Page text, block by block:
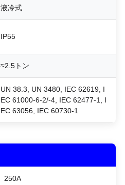
液冷式
IP55
≈2.5トン
UN 38.3, UN 3480, IEC 62619, I
EC 61000-6-2/-4, IEC 62477-1, I
EC 63056, IEC 60730-1
250A